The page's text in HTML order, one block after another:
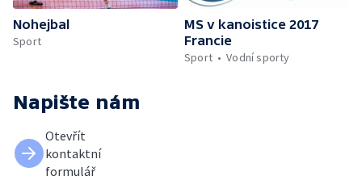
Nohejbal
Sport
MS v kanoistice 2017
Francie
Sport
Vodní sporty
Napište nám
Otevřít
kontaktní
formulář